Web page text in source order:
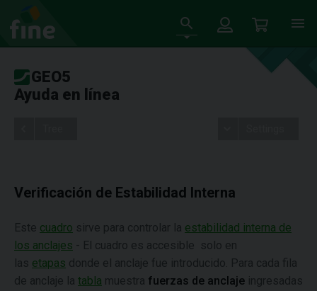
GEO5
Ayuda en línea
Verificación de Estabilidad Interna
Este cuadro sirve para controlar la estabilidad interna de
los anclajes - El cuadro es accesible solo en
las etapas donde el anclaje fue introducido. Para cada fila
de anclaje la tabla muestra fuerzas de anclaje ingresadas